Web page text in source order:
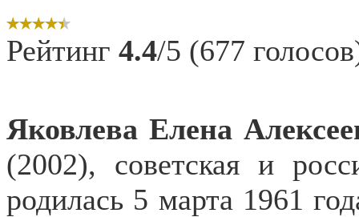
Рейтинг 4.4/5 (677
Яковлева Елена
(2002), советская и
родилась 5 марта 1961